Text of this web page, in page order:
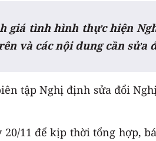
giá tình hình thực hiện
và các nội dung cần sửa
tập Nghị định sửa đổi
11 để kịp thời tổng hợp,